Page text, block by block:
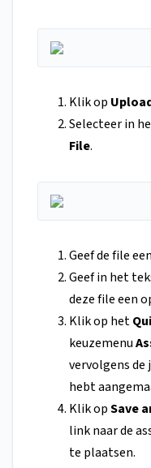
Klik op
Selecteer in
File.
Geef de file
Geef in het
deze file een
Klik op het
keuzemenu
vervolgens de
hebt
Klik opSave
link naar de
te plaatsen.